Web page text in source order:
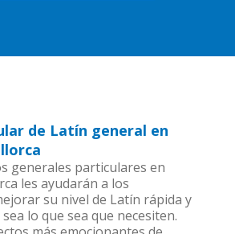
de Latín general en
generales particulares en
les ayudarán a los
su nivel de Latín rápida y
lo que sea que necesiten.